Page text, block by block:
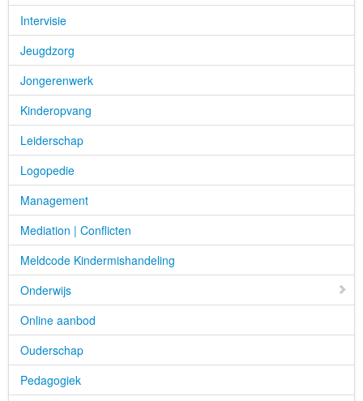
Intervisie
Jeugdzorg
Jongerenwerk
Kinderopvang
Leiderschap
Logopedie
Management
Mediation | Conflicten
Meldcode Kindermishandeling
Onderwijs
Online aanbod
Ouderschap
Pedagogiek